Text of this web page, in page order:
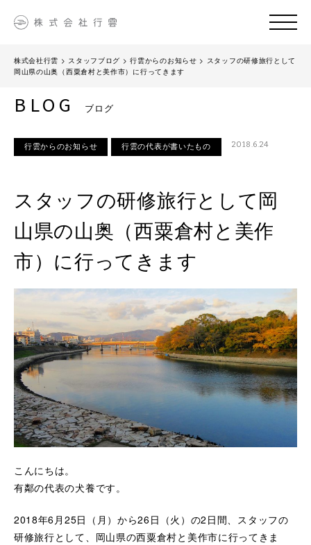
株式会社行雲 > スタッフブログ >行雲からのお知らせ > スタッフの研修旅行として
岡山県の山奥（西粟倉村と美作市）に行ってきます
BLOG ブログ
行雲からのお知らせ 行雲の代表が書いたもの 2018.6.24
スタッフの研修旅行として岡
山県の山奥（西粟倉村と美作
市）に行ってきます
こんにちは。
有鄰の代表の犬養です。
2018年6月25日（月）から26日（火）の2日間、スタッフの
研修旅行として、岡山県の西粟倉村と美作市に行ってきま